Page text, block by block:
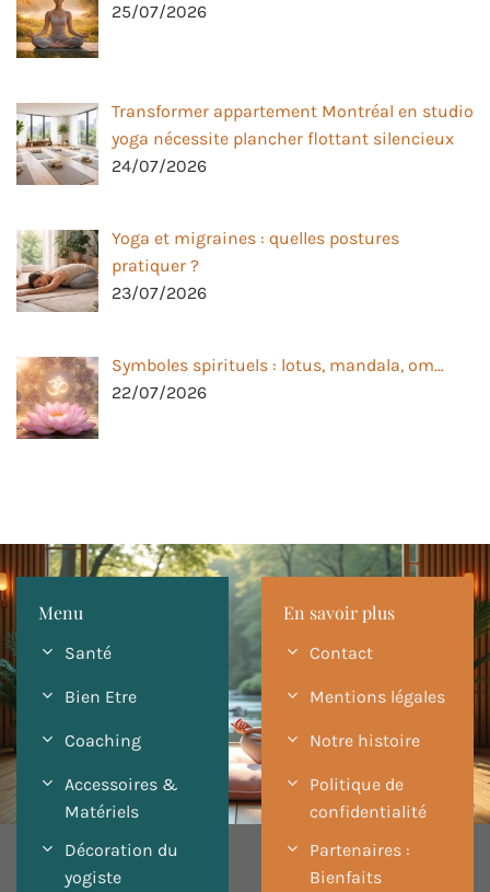
25/07/2026
Transformer appartement Montréal en studio
yoga nécessite plancher flottant silencieux
24/07/2026
Yoga et migraines : quelles postures
pratiquer ?
23/07/2026
Symboles spirituels : lotus, mandala, om…
22/07/2026
Menu
Santé
Bien Etre
Coaching
Accessoires &
Matériels
Décoration du
yogiste
En savoir plus
Contact
Mentions légales
Notre histoire
Politique de
confidentialité
Partenaires :
Bienfaits